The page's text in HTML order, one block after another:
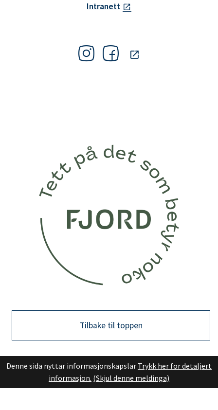
Intranett
Tilbake til toppen
Denne sida nyttar informasjonskapslar Trykk her for detaljert
informasjon. (Skjul denne meldinga)